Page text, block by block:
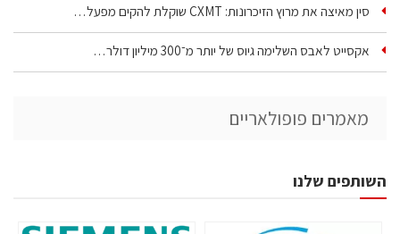
סין מאיצה את מרוץ הזיכרונות: CXMT שוקלת להקים מפעל…
אקסייט לאבס השלימה גיוס של יותר מ־300 מיליון דולר…
מאמרים פופולאריים
השותפים שלנו